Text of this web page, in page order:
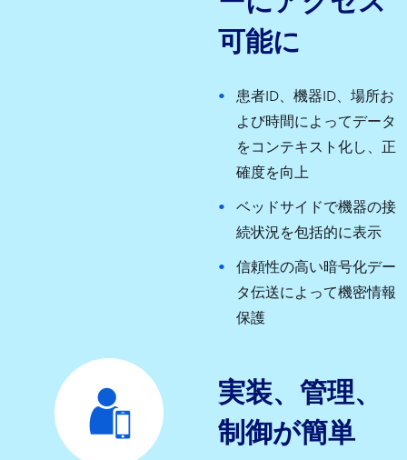
可能に
患者ID、機器ID、場所お
よび時間によってデータ
をコンテキスト化し、正
確度を向上
ベッドサイドで機器の接
続状況を包括的に表示
信頼性の高い暗号化デー
タ伝送によって機密情報
保護
実装、管理、
制御が簡単